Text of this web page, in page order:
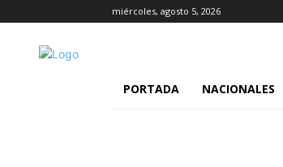
miércoles, agosto 5, 2026
PORTADA NACIONALES